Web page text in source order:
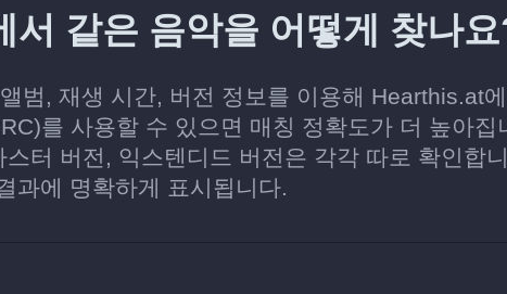
같은 음악을 어떻게 찾나
범, 재생 시간, 버전 정보를 이용해 Hearthis.at
를 사용할 수 있으면 매칭 정확도가 더 높아집
터 버전, 익스텐디드 버전은 각각 따로 확인합
과에 명확하게 표시됩니다.